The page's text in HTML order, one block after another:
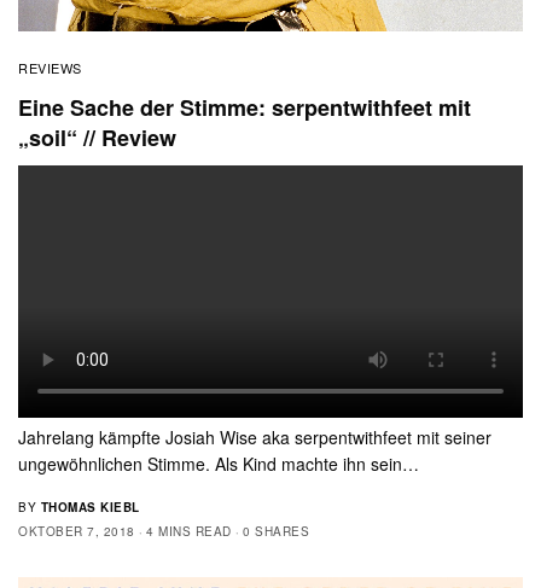
REVIEWS
Eine Sache der Stimme: serpentwithfeet mit
„soil“ // Review
Jahrelang kämpfte Josiah Wise aka serpentwithfeet mit seiner
ungewöhnlichen Stimme. Als Kind machte ihn sein…
BY THOMAS KIEBL
OKTOBER 7, 2018
4 MINS READ 0 SHARES